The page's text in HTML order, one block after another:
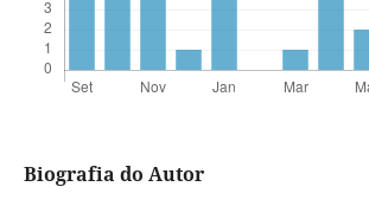
Biografia do Autor